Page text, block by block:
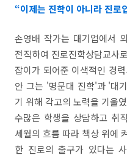
“이제는 진학이 아니라 진로
손영배 작가는 대기업에서
전직하여 진로진학상담교사
잡이가 되어준 이색적인 경
안 그는 '명문대 진학'과 '대
기 위해 각고의 노력을 기울
수많은 학생을 상담하고 취
세월의 흐름 따라 책상 위에
한 진로의 출구가 있다는